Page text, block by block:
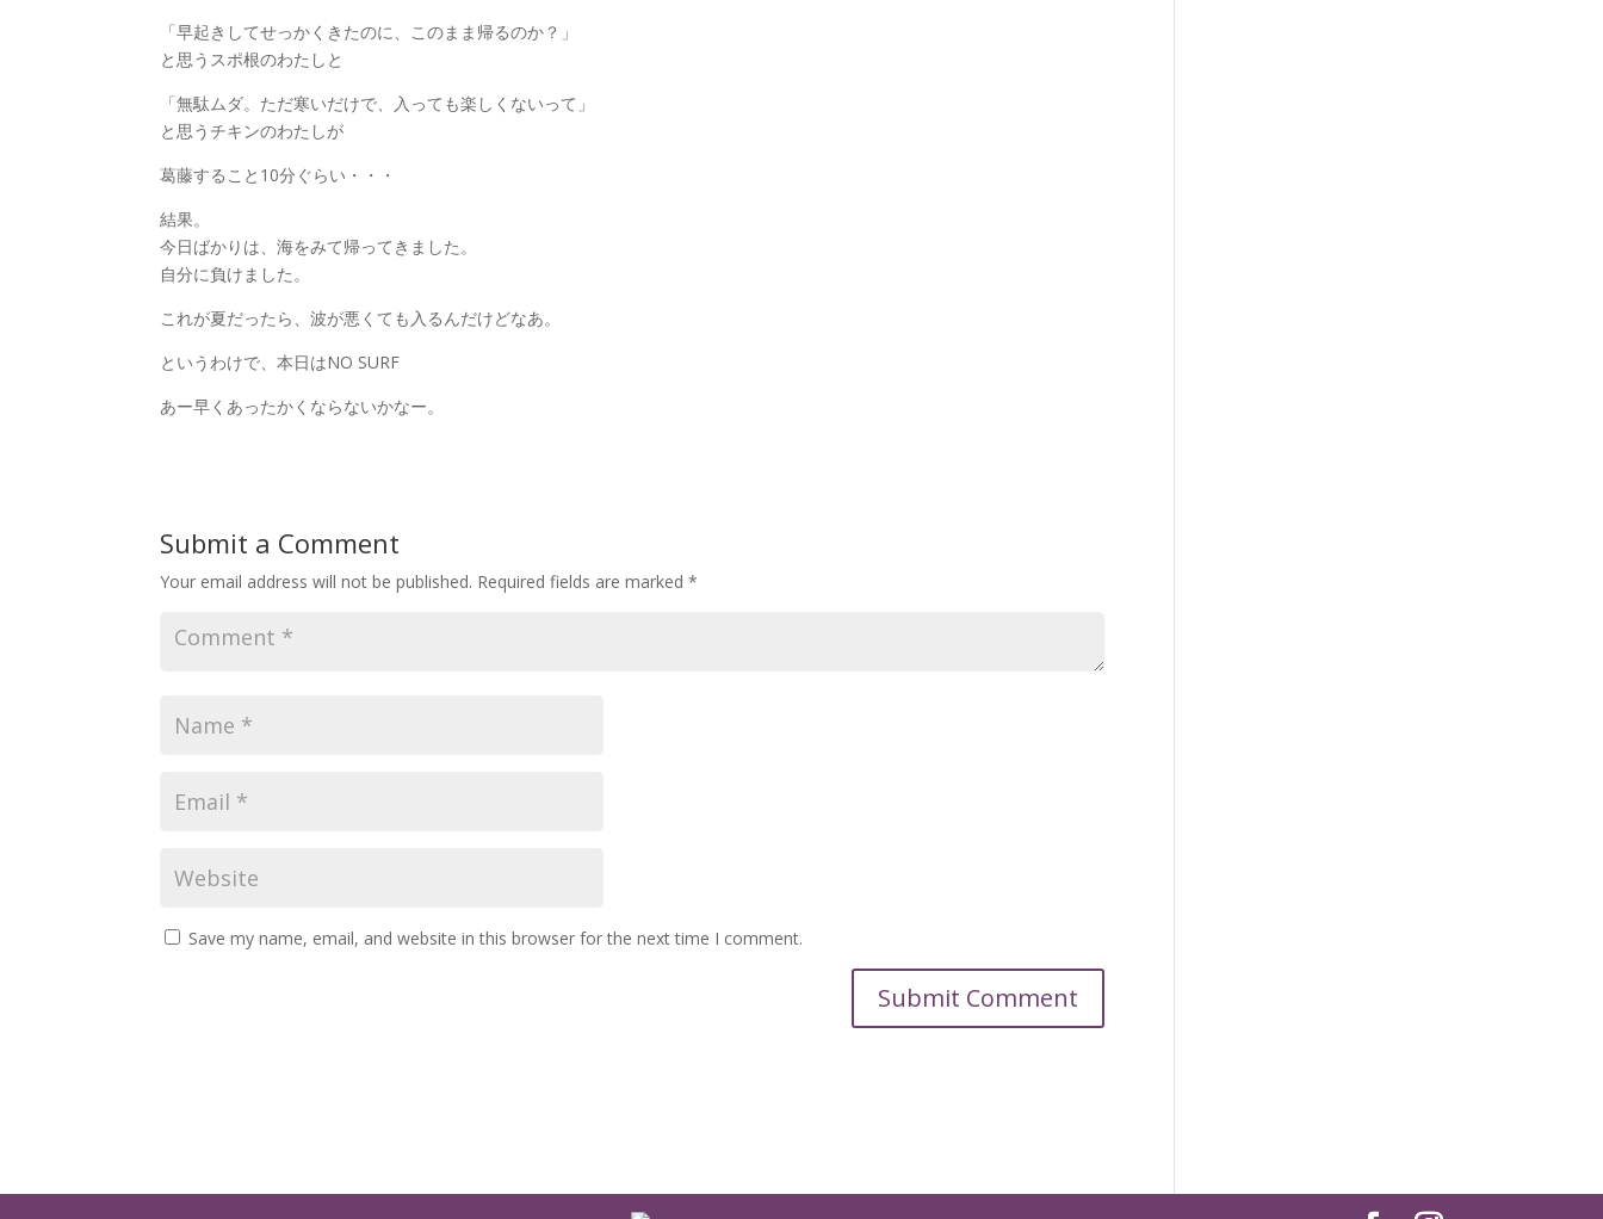
「早起きしてせっかくきたのに、このまま帰るのか？」
と思うスポ根のわたしと
「無駄ムダ。ただ寒いだけで、入っても楽しくないって」
と思うチキンのわたしが
葛藤すること10分ぐらい・・・
結果。
今日ばかりは、海をみて帰ってきました。
自分に負けました。
これが夏だったら、波が悪くても入るんだけどなあ。
というわけで、本日はNO SURF
あー早くあったかくならないかなー。
Submit a Comment
Your email address will not be published. Required fields are marked*
Save my name, email, and website in this browser for the next time I comment.